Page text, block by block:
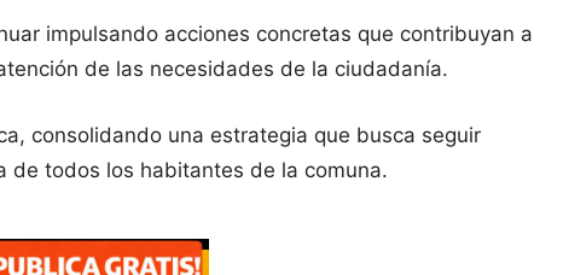
impulsando acciones concretas que contribuyan a
de las necesidades de la ciudadanía.
consolidando una estrategia que busca seguir
de todos los habitantes de la comuna.